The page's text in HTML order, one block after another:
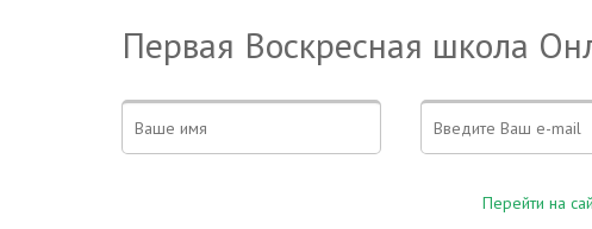
Первая Воскресная школа
Перейти на